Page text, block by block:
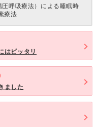
呼吸療法）による睡眠時
療法
はピッタリ
ました